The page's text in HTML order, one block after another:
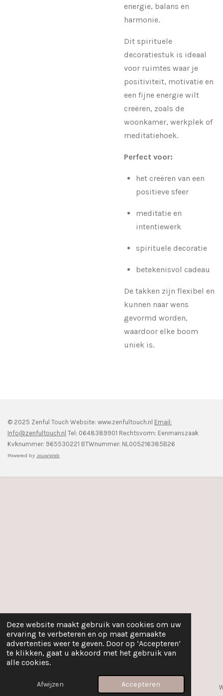
Deze website maakt gebruik van cookies om uw
ervaring te verbeteren en op maat gemaakte
advertenties weer te geven. Door op ‘Accepteren’
te klikken, gaat u akkoord met het gebruik van
alle cookies.
Afwijzen Accepteren
energie, balans en
harmonie.
Dit spirituele
decoratiestuk is ideaal
voor ruimtes waar je
positiviteit, motivatie en
een fijne energie wilt
creëren, zoals de
woonkamer, werkplek of
meditatiehoek.
Perfect voor:
het creëren van een
positieve sfeer
meditatie en
intentiewerk
spirituele decoratie
betekenisvol cadeau
De takken zijn flexibel en
kunnen naar wens
gevormd worden,
waardoor elke boom
uniek is.
© 2025 Zenful Touch Website: www.zenfultouch.nl Email:
Info@zenfultouch.nl Tel: 0648389901 Rechtsvorm: Eenmanszaak
Kvknummer: 965530221 BTWnummer: NL005216385B26
Powered by JouwWeb
E-mailadres Telefoonnummer